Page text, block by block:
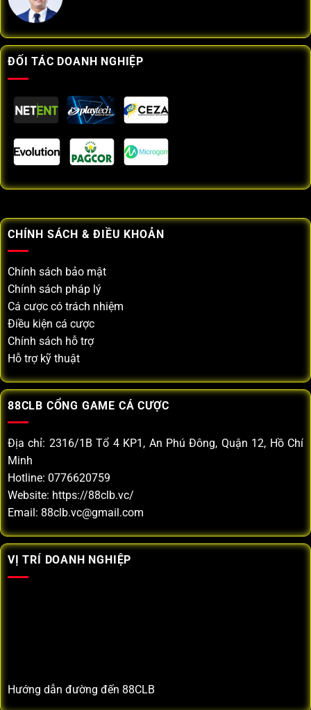
ĐỐI TÁC DOANH NGHIỆP
CHÍNH SÁCH & ĐIỀU KHOẢN
Chính sách bảo mật
Chính sách pháp lý
Cá cược có trách nhiệm
Điều kiện cá cược
Chính sách hỗ trợ
Hỗ trợ kỹ thuật
88CLB CỔNG GAME CÁ CƯỢC
Địa chỉ: 2316/1B Tổ 4 KP1, An Phú Đông, Quận 12, Hồ Chí
Minh
Hotline: 0776620759
Website: https://88clb.vc/
Email: 88clb.vc@gmail.com
VỊ TRÍ DOANH NGHIỆP
Hướng dẫn đường đến 88CLB